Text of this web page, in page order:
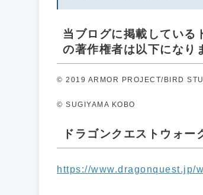
当ブログに掲載している
の著作権者は以下になり
© 2019 ARMOR PROJECT/BIRD
© SUGIYAMA KOBO
ドラゴンクエストウォ
https://www.dragonquest.jp/